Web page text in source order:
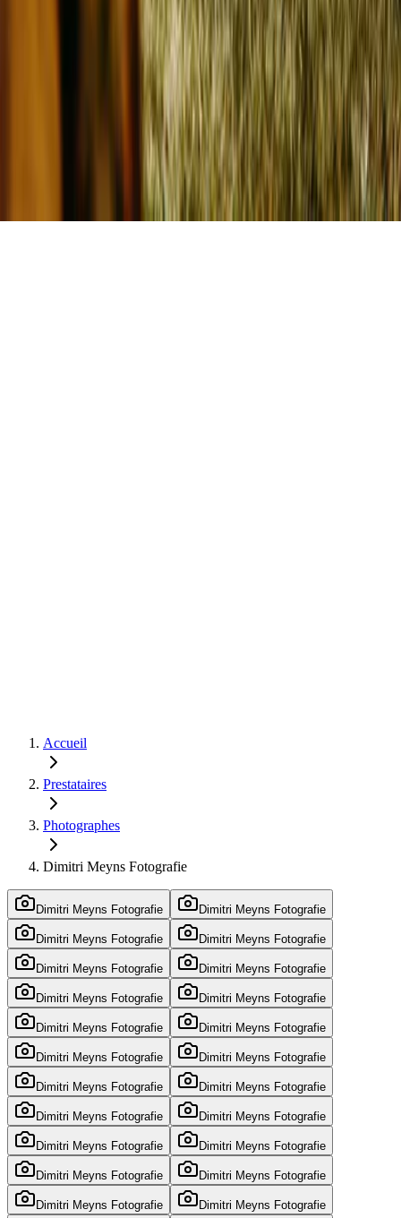
Accueil
Prestataires
Photographes
Dimitri Meyns Fotografie
Dimitri Meyns Fotografie Dimitri Meyns Fotografie
Dimitri Meyns Fotografie Dimitri Meyns Fotografie
Dimitri Meyns Fotografie Dimitri Meyns Fotografie
Dimitri Meyns Fotografie Dimitri Meyns Fotografie
Dimitri Meyns Fotografie Dimitri Meyns Fotografie
Dimitri Meyns Fotografie Dimitri Meyns Fotografie
Dimitri Meyns Fotografie Dimitri Meyns Fotografie
Dimitri Meyns Fotografie Dimitri Meyns Fotografie
Dimitri Meyns Fotografie Dimitri Meyns Fotografie
Dimitri Meyns Fotografie Dimitri Meyns Fotografie
Dimitri Meyns Fotografie Dimitri Meyns Fotografie